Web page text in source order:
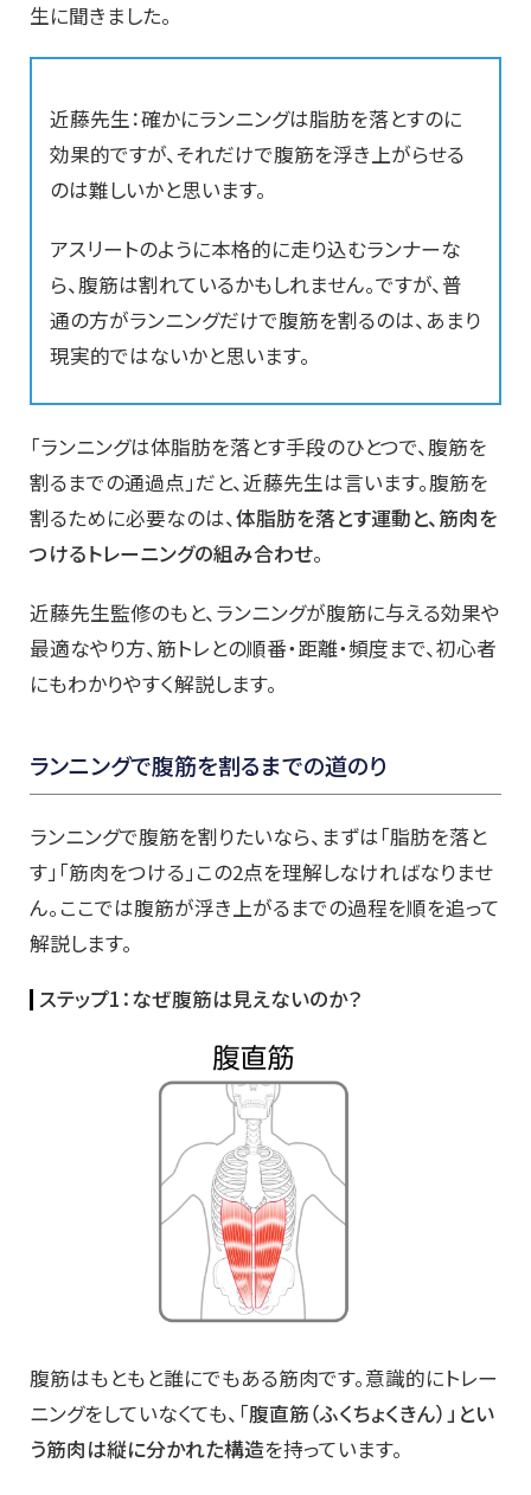
生に聞きました。
近藤先生：確かにランニングは脂肪を落とすのに
効果的ですが、それだけで腹筋を浮き上がらせる
のは難しいかと思います。
アスリートのように本格的に走り込むランナーな
ら、腹筋は割れているかもしれません。ですが、普
通の方がランニングだけで腹筋を割るのは、あまり
現実的ではないかと思います。
「ランニングは体脂肪を落とす手段のひとつで、腹筋を
割るまでの通過点」だと、近藤先生は言います。腹筋を
割るために必要なのは、体脂肪を落とす運動と、筋肉を
つけるトレーニングの組み合わせ。
近藤先生監修のもと、ランニングが腹筋に与える効果や
最適なやり方、筋トレとの順番・距離・頻度まで、初心者
にもわかりやすく解説します。
ランニングで腹筋を割るまでの道のり
ランニングで腹筋を割りたいなら、まずは「脂肪を落と
す」「筋肉をつける」この2点を理解しなければなりませ
ん。ここでは腹筋が浮き上がるまでの過程を順を追って
解説します。
ステップ1：なぜ腹筋は見えないのか？
腹筋はもともと誰にでもある筋肉です。意識的にトレー
ニングをしていなくても、「腹直筋（ふくちょくきん）」とい
う筋肉は縦に分かれた構造を持っています。